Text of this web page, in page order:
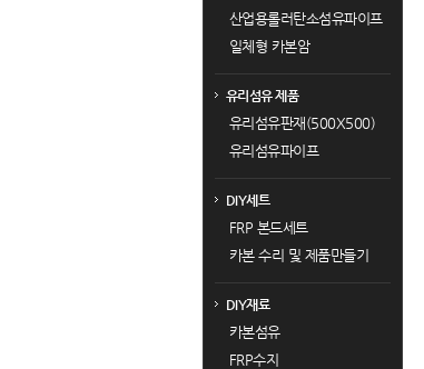
산업용롤러탄소섬유파이프
일체형 카본암
유리섬유 제품
유리섬유판재(500X500)
유리섬유파이프
DIY세트
FRP 본드세트
카본 수리 및 제품만들기
DIY재료
카본섬유
FRP수지